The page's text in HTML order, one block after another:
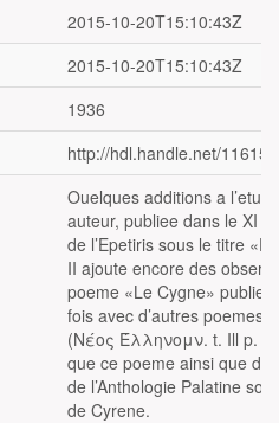
2015-10-20T15:10:43Z
2015-10-20T15:10:43Z
1936
http://hdl.handle.net/11615/
Ouelques additions a
auteur, publiee dans le XI
de l’Epetiris sous le titre
II ajoute encore des
poeme «Le Cygne» publie
fois avec d’autres poemes
(Νέος Έλληνομν. t. Ill p. 8-
que ce poeme ainsi que
de l’Anthologie Palatine
de Cyrene.